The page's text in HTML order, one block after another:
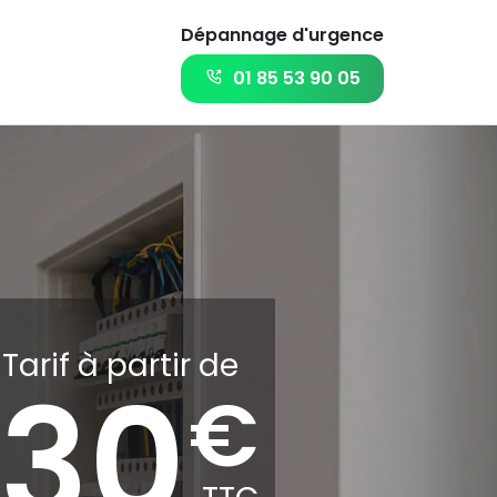
Dépannage d'urgence
01 85 53 90 05
Tarif à partir de